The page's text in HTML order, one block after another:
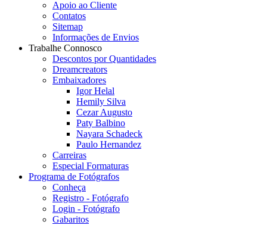
Apoio ao Cliente
Contatos
Sitemap
Informações de Envios
Trabalhe Connosco
Descontos por Quantidades
Dreamcreators
Embaixadores
Igor Helal
Hemily Silva
Cezar Augusto
Paty Balbino
Nayara Schadeck
Paulo Hernandez
Carreiras
Especial Formaturas
Programa de Fotógrafos
Conheça
Registro - Fotógrafo
Login - Fotógrafo
Gabaritos